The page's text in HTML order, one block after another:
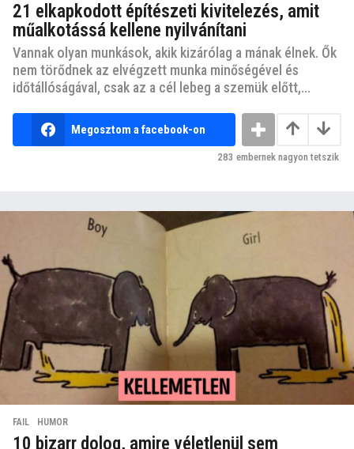
21 elkapkodott építészeti kivitelezés, amit
műalkotássá kellene nyilvánítani
Vannak olyan munkások, akik kizárólag a mának élnek. Ők
nem törődnek az elvégzett munka minőségével és
időtállóságával, csak az a cél lebeg a szemük előtt,...
Megosztom a facebook-on
283 embernek nagyon tetszik
FAIL ,HUMOR
10 bizarr dolog, amire véletlenül sem